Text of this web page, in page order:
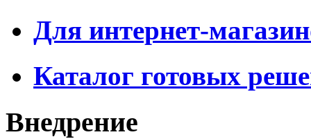
Для интернет-
Каталог готовых
Внедрение